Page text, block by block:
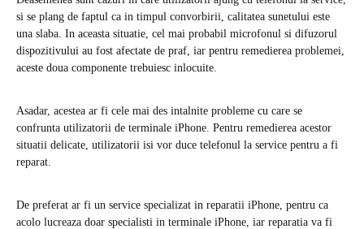
si se plang de faptul ca in timpul convorbirii, calitatea sunetului este
una slaba. In aceasta situatie, cel mai probabil microfonul si difuzorul
dispozitivului au fost afectate de praf, iar pentru remedierea problemei,
aceste doua componente trebuiesc inlocuite.
Asadar, acestea ar fi cele mai des intalnite probleme cu care se
confrunta utilizatorii de terminale iPhone. Pentru remedierea acestor
situatii delicate, utilizatorii isi vor duce telefonul la service pentru a fi
reparat.
De preferat ar fi un service specializat in reparatii iPhone, pentru ca
acolo lucreaza doar specialisti in terminale iPhone, iar reparatia va fi